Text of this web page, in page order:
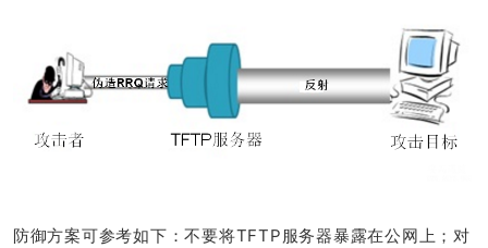
防御方案可参考如下：不要将TFTP服务器暴露在公网上；对